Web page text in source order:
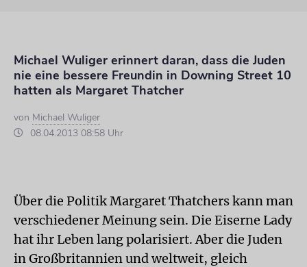
Michael Wuliger erinnert daran, dass die Juden
nie eine bessere Freundin in Downing Street 10
hatten als Margaret Thatcher
von Michael Wuliger
08.04.2013 08:58 Uhr
Über die Politik Margaret Thatchers kann man
verschiedener Meinung sein. Die Eiserne Lady
hat ihr Leben lang polarisiert. Aber die Juden
in Großbritannien und weltweit, gleich